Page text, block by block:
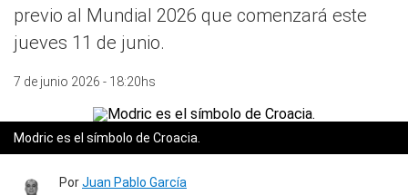
previo al Mundial 2026 que comenzará este
jueves 11 de junio.
7 de junio 2026 - 18:20hs
Modric es el símbolo de Croacia.
PorJuan Pablo García